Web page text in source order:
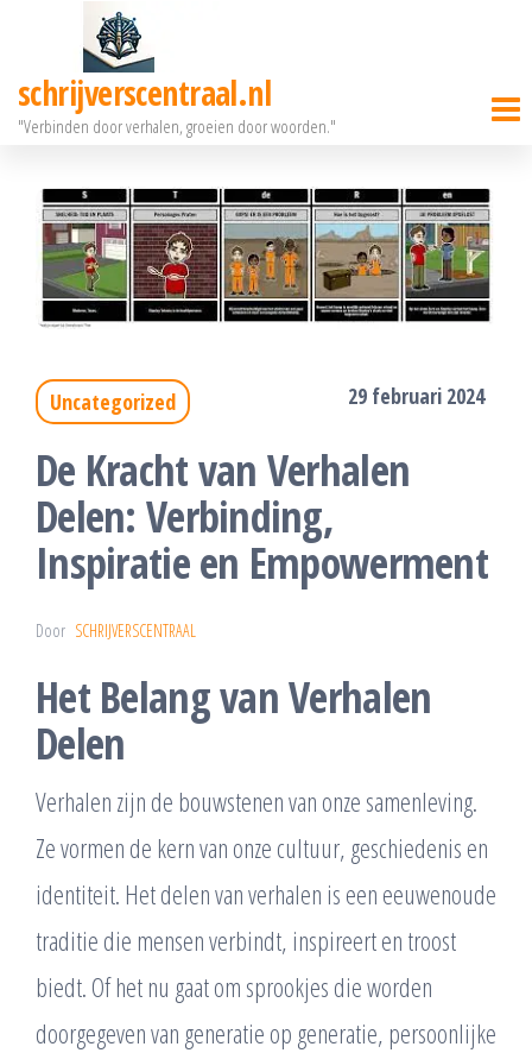
deschrijverscentraal.nl
"Verbinden door verhalen, groeien door woorden."
Uncategorized 29 februari 2024
De Kracht van Verhalen
Delen: Verbinding,
Inspiratie en Empowerment
Door SCHRIJVERSCENTRAAL
Het Belang van Verhalen
Delen
Verhalen zijn de bouwstenen van onze samenleving.
Ze vormen de kern van onze cultuur, geschiedenis en
identiteit. Het delen van verhalen is een eeuwenoude
traditie die mensen verbindt, inspireert en troost
biedt. Of het nu gaat om sprookjes die worden
doorgegeven van generatie op generatie, persoonlijke